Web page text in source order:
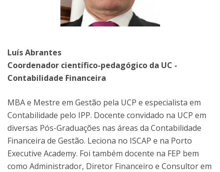
Luís Abrantes
Coordenador científico-pedagógico da UC -
Contabilidade Financeira
MBA e Mestre em Gestão pela UCP e especialista em
Contabilidade pelo IPP. Docente convidado na UCP em
diversas Pós-Graduações nas áreas da Contabilidade
Financeira de Gestão. Leciona no ISCAP e na Porto
Executive Academy. Foi também docente na FEP bem
como Administrador, Diretor Financeiro e Consultor em